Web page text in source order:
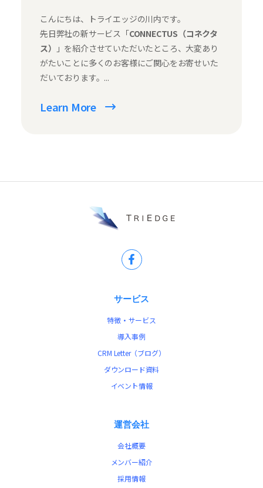
こんにちは、トライエッジの川内です。
先日弊社の新サービス「CONNECTUS（コネクタ
ス）
」を紹介させていただいたところ、大変あり
がたいことに多くのお客様にご関心をお寄せいた
だいております。...
Learn More
サービス
特徴・サービス
導入事例
CRM Letter（ブログ）
ダウンロード資料
イベント情報
運営会社
会社概要
メンバー紹介
採用情報